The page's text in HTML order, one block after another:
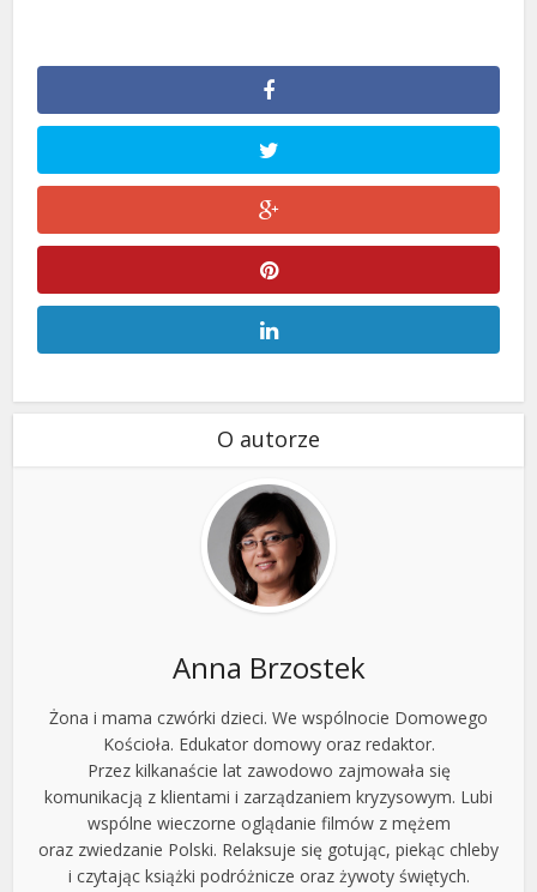
O autorze
Anna Brzostek
Żona i mama czwórki dzieci. We wspólnocie Domowego
Kościoła. Edukator domowy oraz redaktor.
Przez kilkanaście lat zawodowo zajmowała się
komunikacją z klientami i zarządzaniem kryzysowym. Lubi
wspólne wieczorne oglądanie filmów z mężem
oraz zwiedzanie Polski. Relaksuje się gotując, piekąc chleby
i czytając książki podróżnicze oraz żywoty świętych.